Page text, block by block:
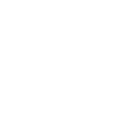
پایگاه رتبه‌بندی